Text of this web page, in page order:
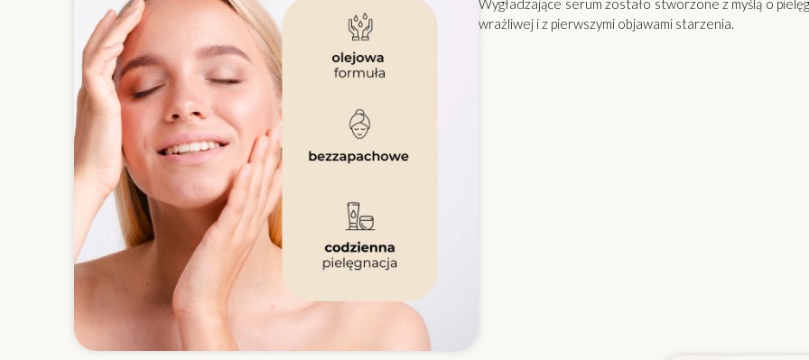
Wygładzające serum zostało stworzone z myślą o
wrażliwej i z pierwszymi objawami starzenia.